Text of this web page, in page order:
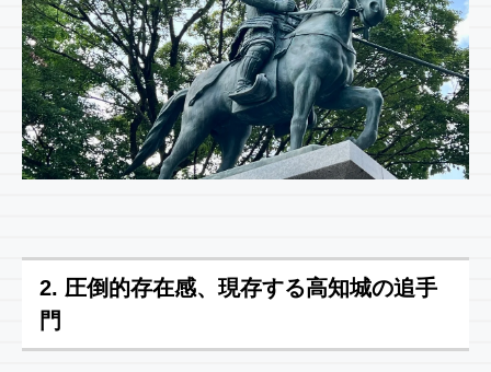
2. 圧倒的存在感、現存する高知城の追手
門